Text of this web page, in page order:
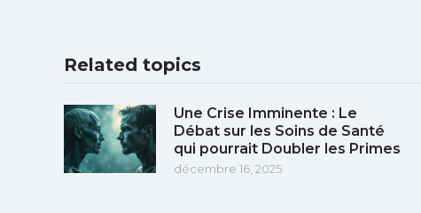
Related topics
Une Crise Imminente : Le
Débat sur les Soins de Santé
qui pourrait Doubler les Primes
décembre 16, 2025